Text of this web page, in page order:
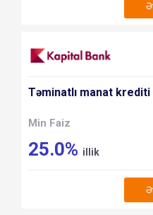
Təminatlı manat krediti
Min Faiz
25.0% illik